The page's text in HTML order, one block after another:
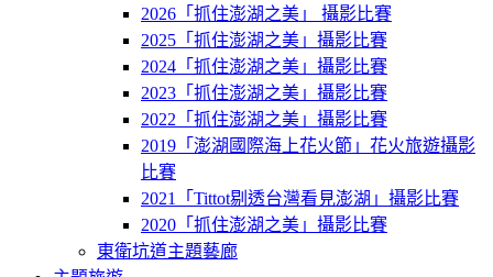
2026「抓住澎湖之美」 攝影比賽
2025「抓住澎湖之美」攝影比賽
2024「抓住澎湖之美」攝影比賽
2023「抓住澎湖之美」攝影比賽
2022「抓住澎湖之美」攝影比賽
2019「澎湖國際海上花火節」花火旅遊攝影
比賽
2021「Tittot剔透台灣看見澎湖」攝影比賽
2020「抓住澎湖之美」攝影比賽
東衛坑道主題藝廊